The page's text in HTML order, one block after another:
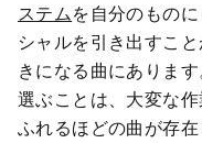
ステムを自分のもの
シャルを引き出すこ
きになる曲にありま
選ぶことは、大変な
ふれるほどの曲が存